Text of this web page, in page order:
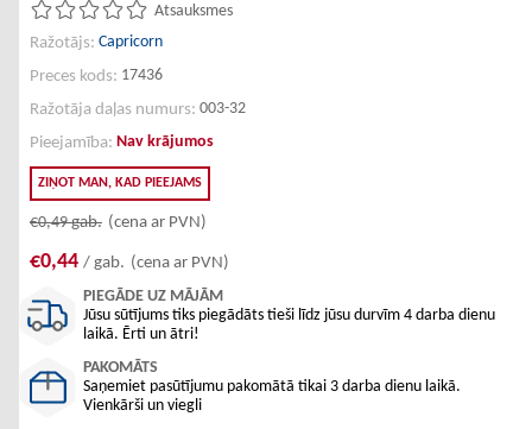
Atsauksmes
Ražotājs: Capricorn
Preces kods: 17436
Ražotāja daļas numurs: 003-32
Pieejamība: Nav krājumos
ZIŅOT MAN, KAD PIEEJAMS
€0,49gab. (cena ar PVN)
€0,44 / gab. (cena ar PVN)
PIEGĀDE UZ MĀJĀM
Jūsu sūtījums tiks piegādāts tieši līdz jūsu durvīm 4 darba dienu
laikā. Ērti un ātri!
PAKOMĀTS
Saņemiet pasūtījumu pakomātā tikai 3 darba dienu laikā.
Vienkārši un viegli